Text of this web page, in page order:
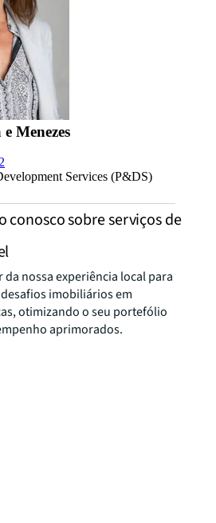
Menezes
Services (P&DS)
conosco sobre serviços de
nossa experiência local para
imobiliários em
otimizando o seu portefólio
aprimorados.